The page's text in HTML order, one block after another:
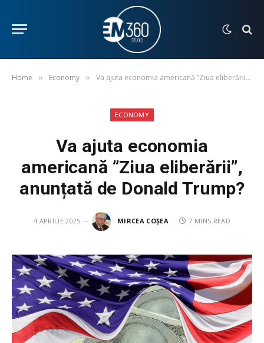
Home » Economy » Va ajuta economia americană ”Ziua eliberării”, anunțată de Donald Trump?
ECONOMY
Va ajuta economia
americană ”Ziua eliberării”,
anunțată de Donald Trump?
4 APRILIE 2025 MIRCEA COȘEA 7 MINS READ